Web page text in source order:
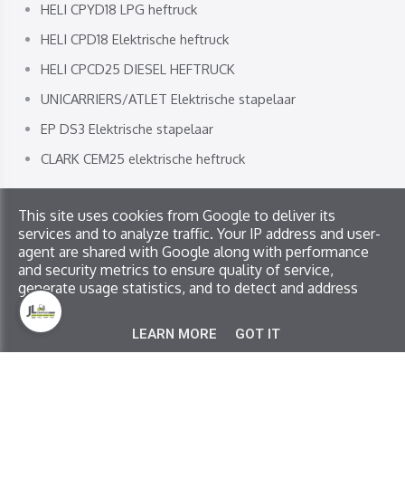
HELI CPYD18 LPG heftruck
HELI CPD18 Elektrische heftruck
HELI CPCD25 DIESEL HEFTRUCK
UNICARRIERS/ATLET Elektrische stapelaar
EP DS3 Elektrische stapelaar
CLARK CEM25 elektrische heftruck
Copyright © 2026 JL Service. All rights reserved
Privacy & Cookies
UP-TO-DATE WebDesign
This site uses cookies from Google to deliver its
services and to analyze traffic. Your IP address and user-
agent are shared with Google along with performance
and security metrics to ensure quality of service,
generate usage statistics, and to detect and address
abuse.
LEARN MORE GOT IT